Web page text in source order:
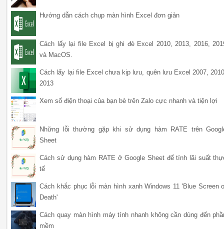
Hướng dẫn cách chụp màn hình Excel đơn giản
Cách lấy lại file Excel bị ghi đè Excel 2010, 2013, 2016,
và MacOS.
Cách lấy lại file Excel chưa kịp lưu, quên lưu Excel 2007,
2013
Xem số điện thoại của bạn bè trên Zalo cực nhanh và tiện lợi
Những lỗi thường gặp khi sử dụng hàm RATE trên
Sheet
Cách sử dụng hàm RATE ở Google Sheet để tính lãi suất
tế
Cách khắc phục lỗi màn hình xanh Windows 11 'Blue Screen
Death'
Cách quay màn hình máy tính nhanh không cần dùng đến
mềm